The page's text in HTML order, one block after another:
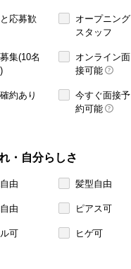
応募歓
オープニング
スタッフ
集(10名
オンライン面
接可能
約あり
今すぐ面接予
約可能
・自分らしさ
由 髪型自由
由 ピアス可
可 ヒゲ可